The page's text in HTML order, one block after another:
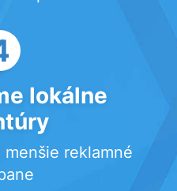
lokálne
reklamné